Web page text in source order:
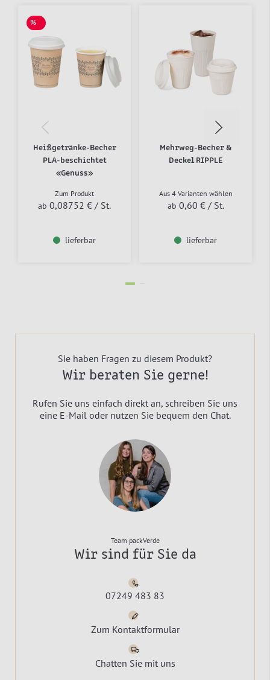
%
Heißgetränke-Becher
PLA-beschichtet
«Genuss»
Zum Produkt
ab 0,08752 € / St.
lieferbar
Mehrweg-Becher &
Deckel RIPPLE
Aus 4 Varianten wählen
ab 0,60 € / St.
lieferbar
Sie haben Fragen zu diesem Produkt?
Wir beraten Sie gerne!
Rufen Sie uns einfach direkt an, schreiben Sie uns
eine E-Mail oder nutzen Sie bequem den Chat.
Team packVerde
Wir sind für Sie da
07249 483 83
Zum Kontaktformular
Chatten Sie mit uns